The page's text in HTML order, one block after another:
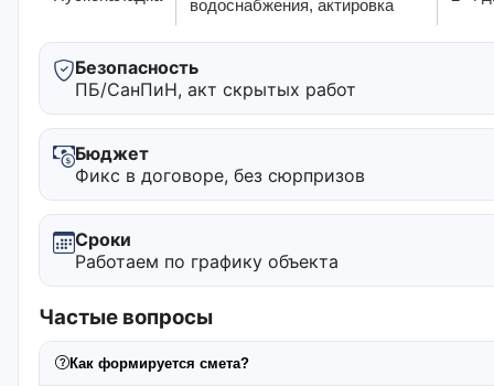
водоснабжения, актировка
Безопасность
ПБ/СанПиН, акт скрытых работ
Бюджет
Фикс в договоре, без сюрпризов
Сроки
Работаем по графику объекта
Частые вопросы
Как формируется смета?